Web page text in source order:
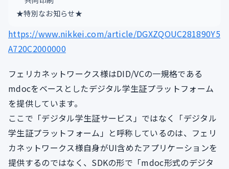
★特別なお知らせ★
https://www.nikkei.com/article/DGXZQOUC281890Y5
A720C2000000
フェリカネットワークス様はDID/VCの一規格である
mdocをベースとしたデジタル学生証プラットフォーム
を提供しています。
ここで「デジタル学生証サービス」ではなく「デジタル
学生証プラットフォーム」と呼称しているのは、フェリ
カネットワークス様自身がUI含めたアプリケーションを
提供するのではなく、SDKの形で「mdoc形式のデジタ